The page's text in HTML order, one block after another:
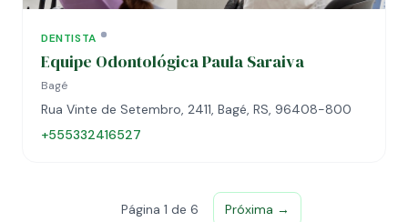
DENTISTA
Equipe Odontológica Paula Saraiva
Bagé
Rua Vinte de Setembro, 2411, Bagé, RS, 96408-800
+555332416527
Página 1 de 6 Próxima →